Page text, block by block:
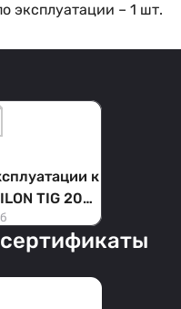
эксплуатации – 1 шт.
к
TIG 200